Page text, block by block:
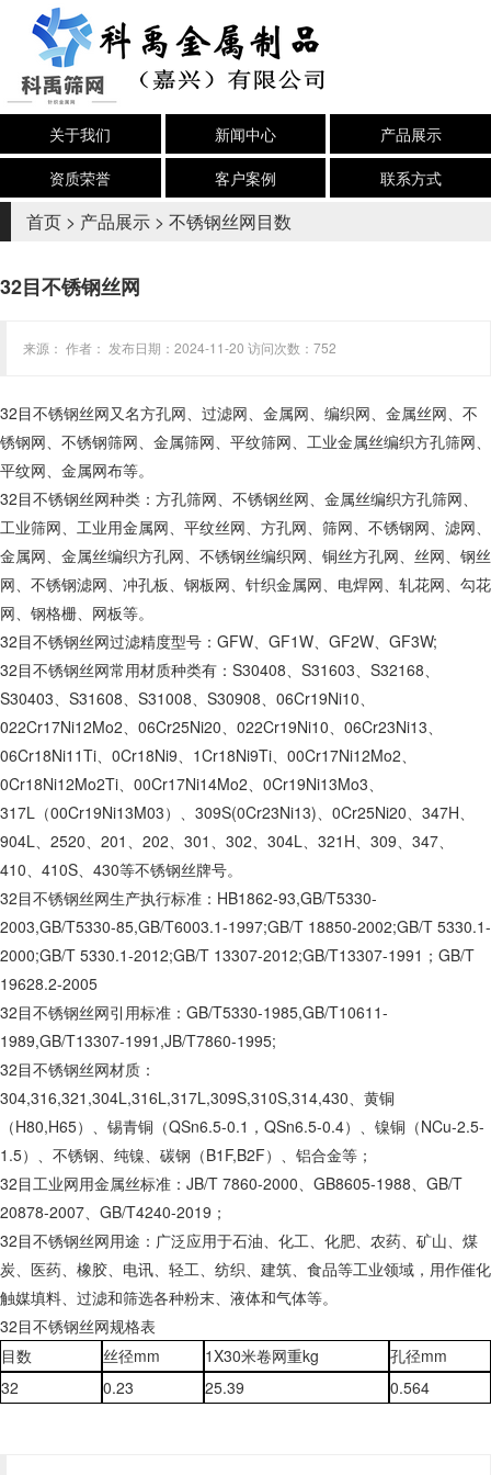
关于我们 新闻中心
产品展示
资质荣誉
客户案例 联系方式
首页 > 产品展示 > 不锈钢丝网目数
32目不锈钢丝网
来源： 作者： 发布日期：2024-11-20 访问次数：752
32目不锈钢丝网又名方孔网、过滤网、金属网、编织网、金属丝网、不
锈钢网、不锈钢筛网、金属筛网、平纹筛网、工业金属丝编织方孔筛网、
平纹网、金属网布等。
32目不锈钢丝网种类：方孔筛网、不锈钢丝网、金属丝编织方孔筛网、
工业筛网、工业用金属网、平纹丝网、方孔网、筛网、不锈钢网、滤网、
金属网、金属丝编织方孔网、不锈钢丝编织网、铜丝方孔网、丝网、钢丝
网、不锈钢滤网、冲孔板、钢板网、针织金属网、电焊网、轧花网、勾花
网、钢格栅、网板等。
32目不锈钢丝网过滤精度型号：GFW、GF1W、GF2W、GF3W;
32目不锈钢丝网常用材质种类有：S30408、S31603、S32168、
S30403、S31608、S31008、S30908、06Cr19Ni10、
022Cr17Ni12Mo2、06Cr25Ni20、022Cr19Ni10、06Cr23Ni13、
06Cr18Ni11Ti、0Cr18Ni9、1Cr18Ni9Ti、00Cr17Ni12Mo2、
0Cr18Ni12Mo2Ti、00Cr17Ni14Mo2、0Cr19Ni13Mo3、
317L（00Cr19Ni13M03）、309S(0Cr23Ni13)、0Cr25Ni20、347H、
904L、2520、201、202、301、302、304L、321H、309、347、
410、410S、430等不锈钢丝牌号。
32目不锈钢丝网生产执行标准：HB1862-93,GB/T5330-
2003,GB/T5330-85,GB/T6003.1-1997;GB/T 18850-2002;GB/T 5330.1-
2000;GB/T 5330.1-2012;GB/T 13307-2012;GB/T13307-1991；GB/T
19628.2-2005
32目不锈钢丝网引用标准：GB/T5330-1985,GB/T10611-
1989,GB/T13307-1991,JB/T7860-1995;
32目不锈钢丝网材质：
304,316,321,304L,316L,317L,309S,310S,314,430、黄铜
（H80,H65）、锡青铜（QSn6.5-0.1，QSn6.5-0.4）、镍铜（NCu-2.5-
1.5）、不锈钢、纯镍、碳钢（B1F,B2F）、铝合金等；
32目工业网用金属丝标准：JB/T 7860-2000、GB8605-1988、GB/T
20878-2007、GB/T4240-2019；
32目不锈钢丝网用途：广泛应用于石油、化工、化肥、农药、矿山、煤
炭、医药、橡胶、电讯、轻工、纺织、建筑、食品等工业领域，用作催化
触媒填料、过滤和筛选各种粉末、液体和气体等。
32目不锈钢丝网规格表
目数
丝径mm 1X30米卷网重kg
孔径mm
32
0.23 25.39 0.564